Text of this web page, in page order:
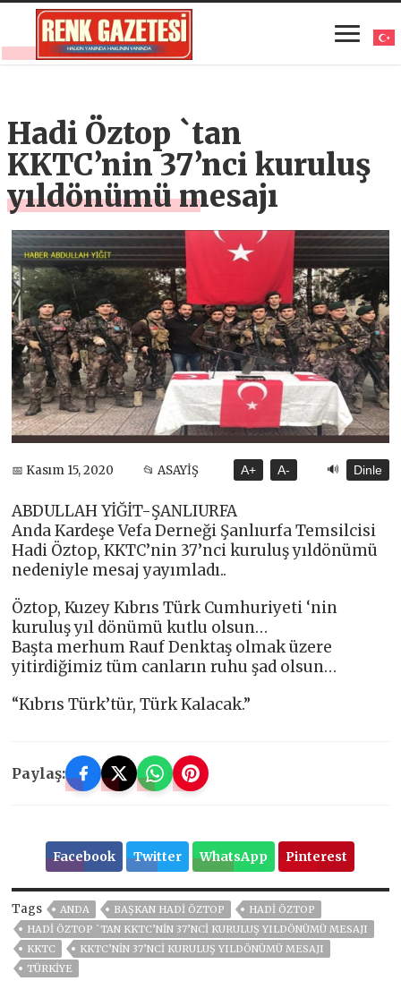
Hadi Öztop `tan
KKTC’nin 37’nci kuruluş
yıldönümü mesajı
📅 Kasım 15, 2020 📂 ASAYİŞ A+ A- 🔊 Dinle
ABDULLAH YİĞİT-ŞANLIURFA
Anda Kardeşe Vefa Derneği Şanlıurfa Temsilcisi
Hadi Öztop, KKTC’nin 37’nci kuruluş yıldönümü
nedeniyle mesaj yayımladı..
Öztop, Kuzey Kıbrıs Türk Cumhuriyeti ‘nin
kuruluş yıl dönümü kutlu olsun…
Başta merhum Rauf Denktaş olmak üzere
yitirdiğimiz tüm canların ruhu şad olsun…
“Kıbrıs Türk’tür, Türk Kalacak.”
Paylaş:
Facebook Twitter WhatsApp Pinterest
Tags ANDA BAŞKAN HADİ ÖZTOP
HADI ÖZTOP
HADI ÖZTOP `TAN KKTC’NIN 37’NCI KURULUŞ YILDÖNÜMÜ MESAJI
KKTC
KKTC’NIN 37’NCI KURULUŞ YILDÖNÜMÜ MESAJI
TÜRKİYE